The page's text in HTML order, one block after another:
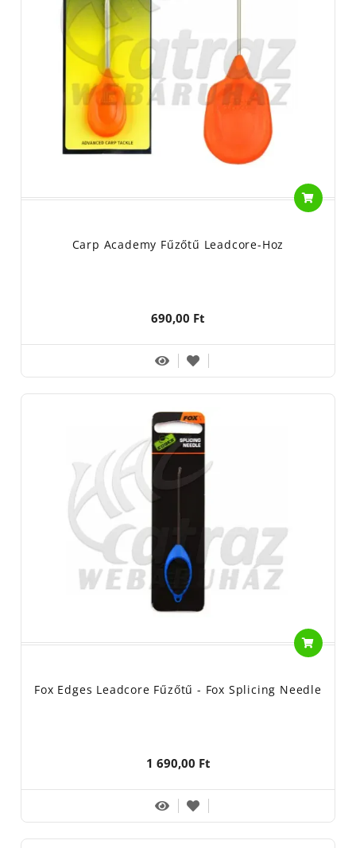
Carp Academy Fűzőtű Leadcore-Hoz
690,00 Ft
Fox Edges Leadcore Fűzőtű - Fox Splicing Needle
1 690,00 Ft